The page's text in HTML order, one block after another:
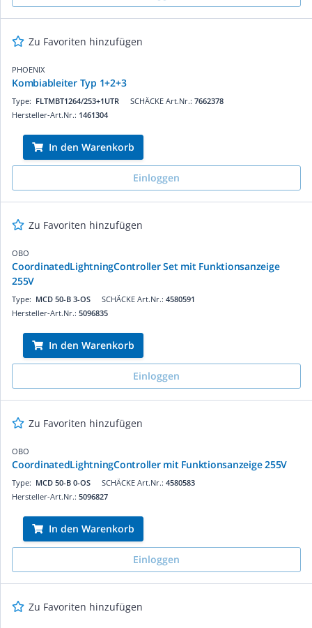
Zu Favoriten hinzufügen
PHOENIX
Kombiableiter Typ 1+2+3
SCHÄCKE Art.Nr.: 7662378
Type: FLTMBT1264/253+1UTR
Hersteller-Art.Nr.: 1461304
In den Warenkorb
Einloggen
Zu Favoriten hinzufügen
OBO
CoordinatedLightningController Set mit Funktionsanzeige
255V
SCHÄCKE Art.Nr.: 4580591
Type: MCD 50-B 3-OS
Hersteller-Art.Nr.: 5096835
In den Warenkorb
Einloggen
Zu Favoriten hinzufügen
OBO
CoordinatedLightningController mit Funktionsanzeige 255V
SCHÄCKE Art.Nr.: 4580583
Type: MCD 50-B 0-OS
Hersteller-Art.Nr.: 5096827
In den Warenkorb
Einloggen
Zu Favoriten hinzufügen